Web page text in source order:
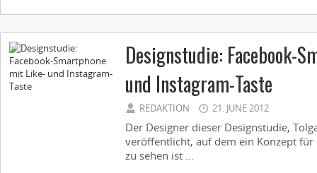
Designstudie: Facebook-
und Instagram-Taste
REDAKTION 21. JUNE 2012
Der Designer dieser Designstudie,
veröffentlicht, auf dem ein Konzept für
zu sehen ist ...